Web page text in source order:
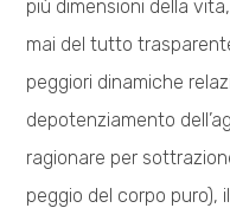
più dimensioni della
mai del tutto
peggiori dinamiche
depotenziamento
ragionare per
peggio del corpo puro),